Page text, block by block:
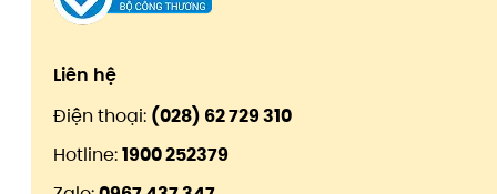
Liên hệ
Điện thoại: (028) 62 729 310
Hotline:1900 252379